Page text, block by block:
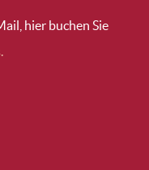
hier buchen Sie